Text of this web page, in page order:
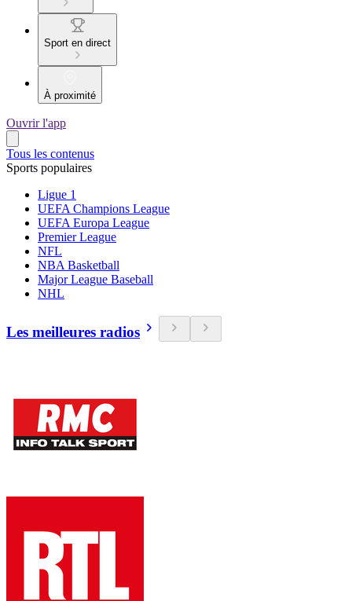
Sport en direct
À proximité
Ouvrir l'app
Tous les contenus
Sports populaires
Ligue 1
UEFA Champions League
UEFA Europa League
Premier League
NFL
NBA Basketball
Major League Baseball
NHL
Les meilleures radios